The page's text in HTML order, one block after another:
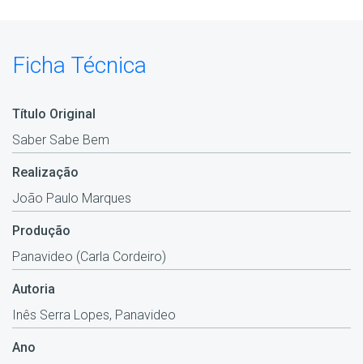
Ficha Técnica
Título Original
Saber Sabe Bem
Realização
João Paulo Marques
Produção
Panavideo (Carla Cordeiro)
Autoria
Inês Serra Lopes, Panavideo
Ano